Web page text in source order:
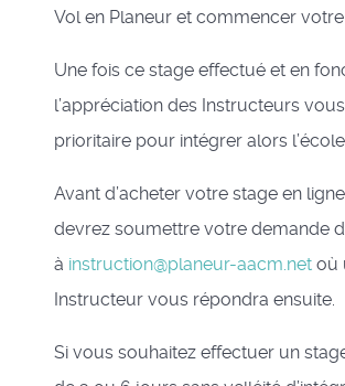
Vol en Planeur et commencer
Une fois ce stage effectué et en
l’appréciation des Instructeurs
prioritaire pour intégrer alors
Avant d’acheter votre stage en
devrez soumettre votre demande
à instruction@planeur-aacm.net où
Instructeur vous répondra ensuite.
Si vous souhaitez effectuer un